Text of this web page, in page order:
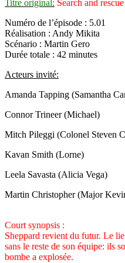
Titre original: Search and rescue
Numéro de l’épisode : 5.01
Réalisation : Andy Mikita
Scénario : Martin Gero
Durée totale : 42 minutes
Acteurs invité:
Amanda Tapping (Samantha
Connor Trineer (Michael)
Mitch Pileggi (Colonel Steven
Kavan Smith (Lorne)
Leela Savasta (Alicia Vega)
Martin Christopher (Major
Court synopsis :
Sheppard revient du futur. Le
sans le reste de son équipe: ils
bombe a explosée.